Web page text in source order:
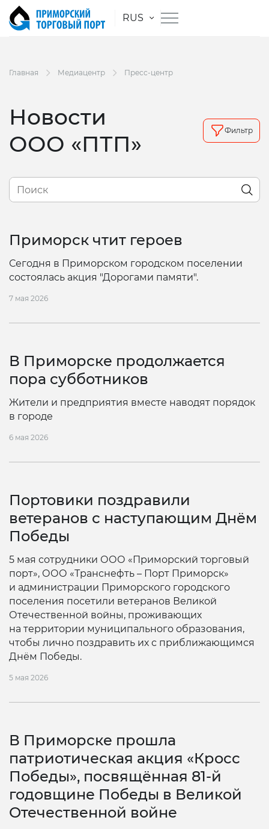
RUS
Главная Медиацентр Пресс-центр
Новости
ООО «ПТП»
Фильтр
Приморск чтит героев
Сегодня в Приморском городском поселении
состоялась акция "Дорогами памяти".
7 мая 2026
В Приморске продолжается
пора субботников
Жители и предприятия вместе наводят порядок
в городе
6 мая 2026
Портовики поздравили
ветеранов с наступающим Днём
Победы
5 мая сотрудники ООО «Приморский торговый
порт», ООО «Транснефть – Порт Приморск»
и администрации Приморского городского
поселения посетили ветеранов Великой
Отечественной войны, проживающих
на территории муниципального образования,
чтобы лично поздравить их с приближающимся
Днём Победы.
5 мая 2026
В Приморске прошла
патриотическая акция «Кросс
Победы», посвящённая 81‑й
годовщине Победы в Великой
Отечественной войне